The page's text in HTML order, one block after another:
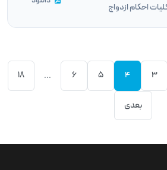
احکام ازدواج
3
4
5
6
...
18
بعدی